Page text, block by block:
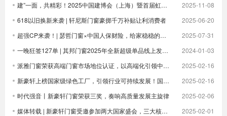
建”一面，共精彩！2025中国建博会（上海）暨首届虹桥设计周顺利收官！
2025-11-08
618以旧换新来袭 | 轩尼斯门窗豪掷千万补贴让利消费者
2025-06-20
超强CP来袭！| 瑟哲门窗×中国人保财险，给家稳稳的安全感
2025-07-31
一晚狂签127单 | 其邦门窗2025年全新超级单品线上发布圆满成功
2024-01-03
派雅门窗荣获高端门窗市场地位认证，以高端化引领中国门窗新未来| 倒计时
2025-02-16
新豪轩上榜国家级绿色工厂，引领行业可持续发展！国家级荣誉 1！
2025-02-16
时代强音丨新豪轩门窗荣获三奖，奏响高质量发展主旋律
2025-02-06
媒体转载 | 新豪轩门窗受邀参加两大国家盛会，三大核心优势驱动企业发展
2025-02-01